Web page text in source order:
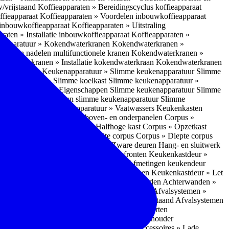
vrijstaand Koffieapparaten » Bereidingscyclus koffieapparaat
Koffieapparaten » Voordelen inbouwkoffieapparaat
Koffieapparaten » Uitstraling
» Installatie inbouwkoffieapparaat Koffieapparaten »
» Kokendwaterkranen Kokendwaterkranen »
en nadelen multifunctionele kranen Kokendwaterkranen »
» Installatie kokendwaterkraan Kokendwaterkranen
» OvensKeukenapparatuur » Slimme keukenapparatuur Slimme
» Slimme koelkast Slimme keukenapparatuur »
» Eigenschappen Slimme keukenapparatuur Slimme
» Nadelen slimme keukenapparatuur Slimme
Keukenapparatuur » Vaatwassers Keukenkasten
Corpus » Buitenkant zij-, boven- en onderpanelen Corpus »
Corpus » Halfhoge kast Corpus » Opzetkast
Corpus » Breedte corpus Corpus » Diepte corpus
Hang- en sluitwerk » Zware deuren Hang- en sluitwerk
» Soorten deur- en ladefronten Keukenkastdeur »
Keukenkastdeur » Afmetingen keukendeur
Keukenkastdeur » Deurgrepen Keukenkastdeur » Let
Achterwanden » Nadelen achterwanden Achterwanden »
Afvalsystemen »
Afvalsystemen » Vrijstaand Afvalsystemen
Inbouwaccessoires » Soorten
Inbouwaccessoires » Handdoekhouder